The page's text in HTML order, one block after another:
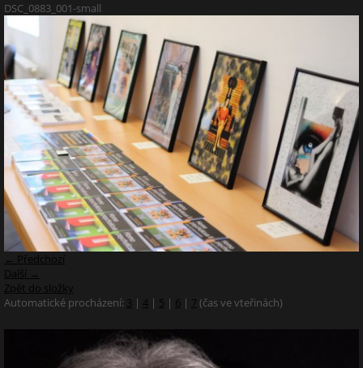
DSC_0883_001-small
← Předchozí
Další →
Zpět do složky
Automatické procházení: 3 | 4 | 5 | 6 | 7 (čas ve vteřinách)